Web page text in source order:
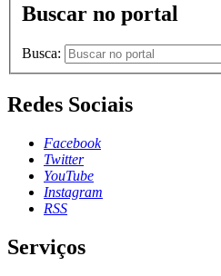
Buscar no portal
Busca:
Redes Sociais
Facebook
Twitter
YouTube
Instagram
RSS
Serviços